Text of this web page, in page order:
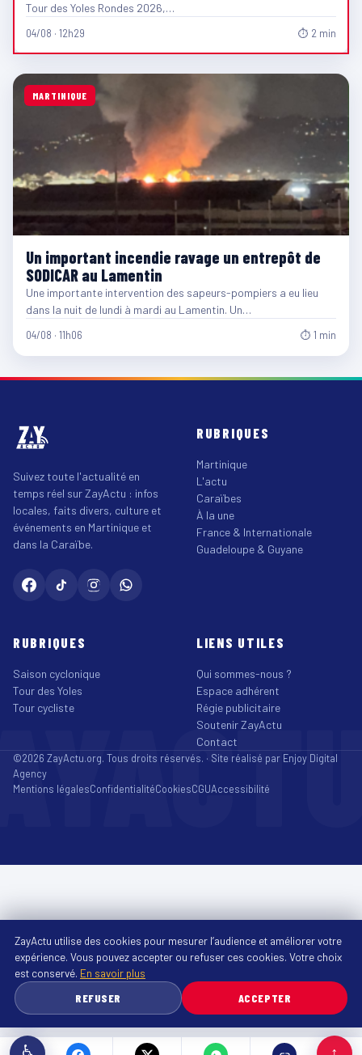
Tour des Yoles Rondes 2026,…
04/08 · 12h29 ⏱ 2 min
MARTINIQUE
Un important incendie ravage un entrepôt de
SODICAR au Lamentin
Une importante intervention des sapeurs-pompiers a eu lieu
dans la nuit de lundi à mardi au Lamentin. Un…
04/08 · 11h06 ⏱ 1 min
Suivez toute l'actualité en
temps réel sur ZayActu : infos
locales, faits divers, culture et
événements en Martinique et
dans la Caraïbe.
RUBRIQUES
Martinique
L'actu
Caraïbes
À la une
France & Internationale
Guadeloupe & Guyane
RUBRIQUES
Saison cyclonique
Tour des Yoles
Tour cycliste
LIENS UTILES
Qui sommes-nous ?
Espace adhérent
Régie publicitaire
Soutenir ZayActu
Contact
©2026 ZayActu.org. Tous droits réservés. · Site réalisé par Enjoy Digital
Agency
Mentions légalesConfidentialitéCookiesCGUAccessibilité
♿
ZayActu utilise des cookies pour mesurer l’audience et améliorer votre
expérience. Vous pouvez accepter ou refuser ces cookies. Votre choix
est conservé. En savoir plus
REFUSER
ACCEPTER